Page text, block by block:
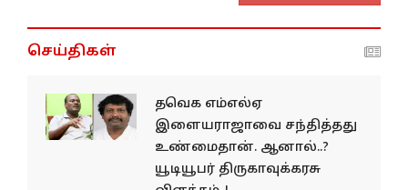
செய்திகள்
தவெக எம்எல்ஏ
இளையராஜாவை சந்தித்தது
உண்மைதான். ஆனால்..?
யூடியூபர் திருகாவுக்கரசு